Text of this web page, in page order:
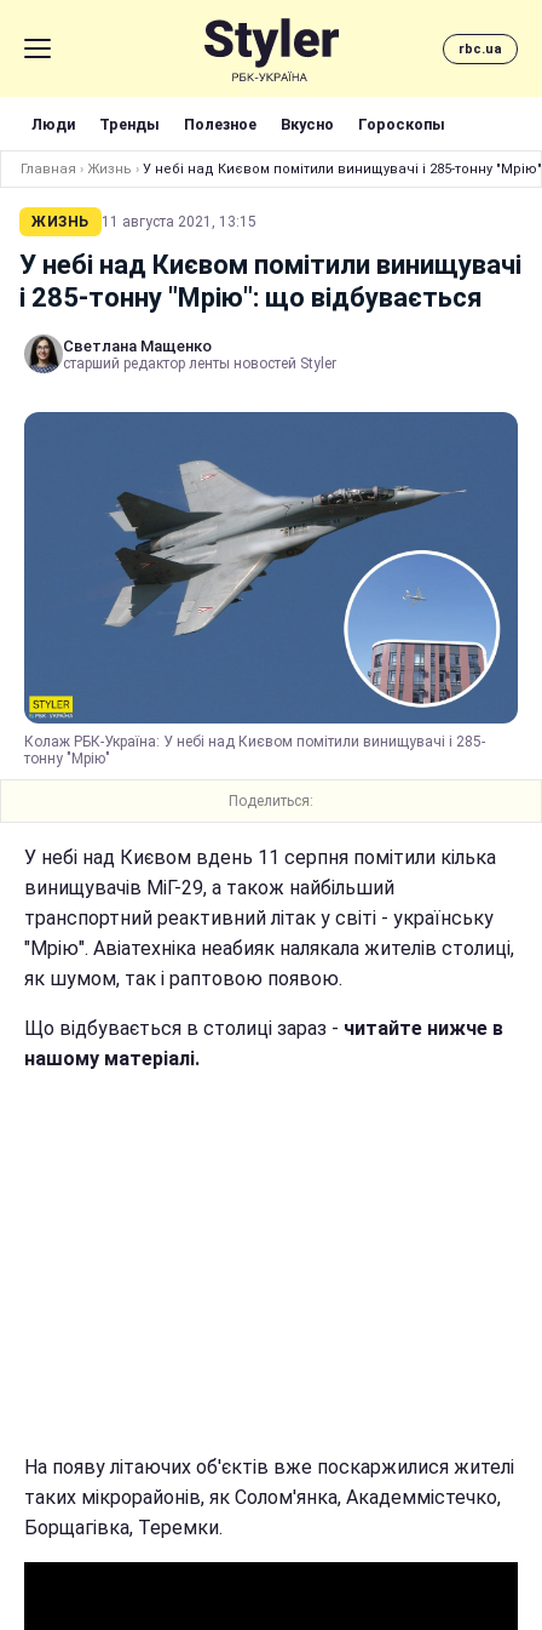
rbc.ua
Люди Тренды Полезное Вкусно Гороскопы
Главная › Жизнь › У небі над Києвом помітили винищувачі і 285-тонну
ЖИЗНЬ 11 августа 2021, 13:15
У небі над Києвом помітили винищувачі
і 285-тонну "Мрію": що відбувається
Светлана Мащенко
старший редактор ленты новостей Styler
Колаж РБК-Україна: У небі над Києвом помітили винищувачі і 285-
тонну "Мрію"
Поделиться:
У небі над Києвом вдень 11 серпня помітили кілька
винищувачів МіГ-29, а також найбільший
транспортний реактивний літак у світі - українську
"Мрію". Авіатехніка неабияк налякала жителів столиці,
як шумом, так і раптовою появою.
Що відбувається в столиці зараз - читайте нижче в
нашому матеріалі.
На появу літаючих об'єктів вже поскаржилися жителі
таких мікрорайонів, як Солом'янка, Академмістечко,
Борщагівка, Теремки.